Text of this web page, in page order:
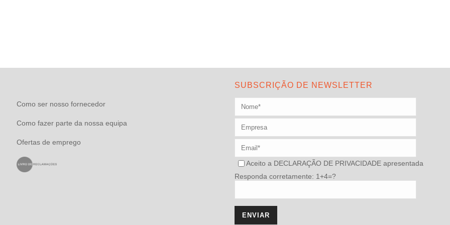
Como ser nosso fornecedor
Como fazer parte da nossa equipa
Ofertas de emprego
SUBSCRIÇÃO DE NEWSLETTER
Aceito a DECLARAÇÃO DE PRIVACIDADE apresentada
Responda corretamente: 1+4=?